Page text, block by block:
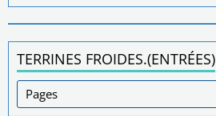
TERRINES FROIDES.(ENTRÉES)